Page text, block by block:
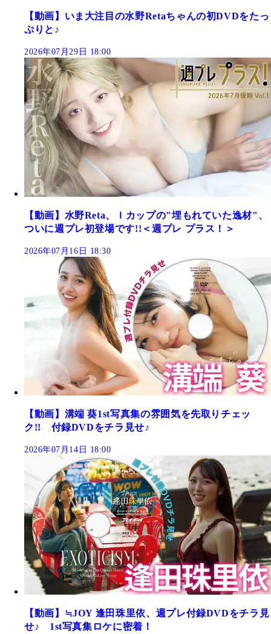
【動画】いま大注目の水野Retaちゃんの初DVDをたっ
ぷりと♪
2026年07月29日 18:00
【動画】水野Reta、Ｉカップの"埋もれていた逸材"、
ついに週プレ初登場です!!＜週プレ プラス！＞
2026年07月16日 18:30
【動画】溝端 葵1st写真集の雰囲気を先取りチェッ
ク!! 付録DVDをチラ見せ♪
2026年07月14日 18:00
【動画】≒JOY 逢田珠里依、週プレ付録DVDをチラ見
せ♪ 1st写真集ロケに密着！